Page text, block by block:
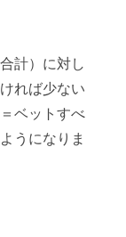
計）に対し
れば少ない
ベットすべ
うになりま